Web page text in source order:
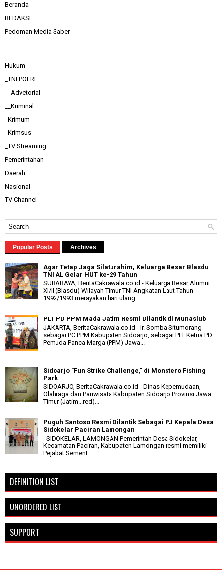
Beranda
REDAKSI
Pedoman Media Saber
Hukum
_TNI.POLRI
__Advetorial
__Kriminal
_Krimum
_Krimsus
_TV Streaming
Pemerintahan
Daerah
Nasional
TV Channel
Popular Posts Archives
Agar Tetap Jaga Silaturahim, Keluarga Besar Blasdu
TNI AL Gelar HUT ke-29 Tahun
SURABAYA, BeritaCakrawala.co.id - Keluarga Besar Alumni
XI/II (Blasdu) Wilayah Timur TNI Angkatan Laut Tahun
1992/1993 merayakan hari ulang...
PLT PD PPM Mada Jatim Resmi Dilantik di Munaslub
JAKARTA, BeritaCakrawala.co.id - Ir. Somba Situmorang
sebagai PC PPM Kabupaten Sidoarjo, sebagai PLT Ketua PD
Pemuda Panca Marga (PPM) Jawa...
Sidoarjo "Fun Strike Challenge," di Monstero Fishing
Park
SIDOARJO, BeritaCakrawala.co.id - Dinas Kepemudaan,
Olahraga dan Pariwisata Kabupaten Sidoarjo Provinsi Jawa
Timur (Jatim...red)...
Puguh Santoso Resmi Dilantik Sebagai PJ Kepala Desa
Sidokelar Paciran Lamongan
SIDOKELAR, LAMONGAN Pemerintah Desa Sidokelar,
Kecamatan Paciran, Kabupaten Lamongan resmi memiliki
Pejabat Sement...
DEFINITION LIST
UNORDERED LIST
SUPPORT